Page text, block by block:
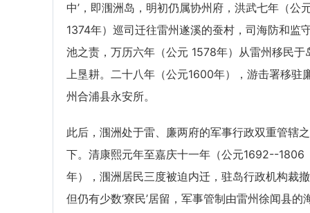
中’，即涠洲岛，明初仍属协州府，洪武七年（公
1374年）巡司迁往雷州遂溪的蚕村，司海防和监
池之责，万历六年（公元 1578年）从雷州移民于
上垦耕。二十八年（公元1600年），游击署移驻
州合浦县永安所。
此后，涠洲处于雷、廉两府的军事行政双重管辖之
下。清康熙元年至嘉庆十一年（公元1692--1806
年），涠洲居民三度被迫内迁，驻岛行政机构裁
但仍有少数‘寮民’居留，军事管制由雷州徐闻县的